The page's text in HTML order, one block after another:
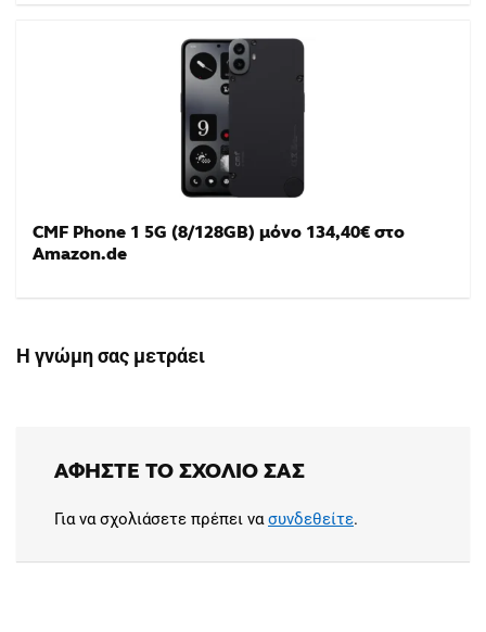
CMF Phone 1 5G (8/128GB) μόνο 134,40€ στο
Amazon.de
Η γνώμη σας μετράει
ΑΦΉΣΤΕ ΤΟ ΣΧΌΛΙΟ ΣΑΣ
Για να σχολιάσετε πρέπει να συνδεθείτε.